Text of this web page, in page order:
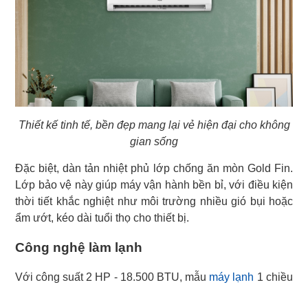
Thiết kế tinh tế, bền đẹp mang lại vẻ hiện đại cho không
gian sống
Đặc biệt, dàn tản nhiệt phủ lớp chống ăn mòn Gold Fin.
Lớp bảo vệ này giúp máy vận hành bền bỉ, với điều kiện
thời tiết khắc nghiệt như môi trường nhiều gió bụi hoặc
ẩm ướt, kéo dài tuổi thọ cho thiết bị.
Công nghệ làm lạnh
Với công suất 2 HP - 18.500 BTU, mẫu máy lạnh 1 chiều